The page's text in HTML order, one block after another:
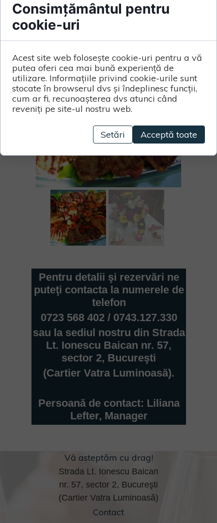
Pentru detalii şi rezervări ne
puteţi contacta la numerele de
telefon
0723 568 402 / 0743.127.330
sau la sediul nostru din Strada
Lt. Ionescu Baican nr. 57,
sector 2, Bucureşti
(Cartier Vatra Luminoasă).
Persoană de contact: Liliana
Lefter, Manager
Contact
Strada Lt. Ionescu Baican
nr. 57, sector 2, Bucureşti
(Cartier Vatra Luminoasă)
Vă asteptăm cu drag!
Consimțământul pentru
cookie-uri
Acest site web folosește cookie-uri pentru a vă
putea oferi cea mai bună experiență de
utilizare. Informațiile privind cookie-urile sunt
stocate în browserul dvs și îndeplinesc funcții,
cum ar fi, recunoașterea dvs atunci când
reveniți pe site-ul nostru web.
Setări Acceptă toate